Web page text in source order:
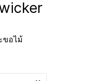
ขอไม้